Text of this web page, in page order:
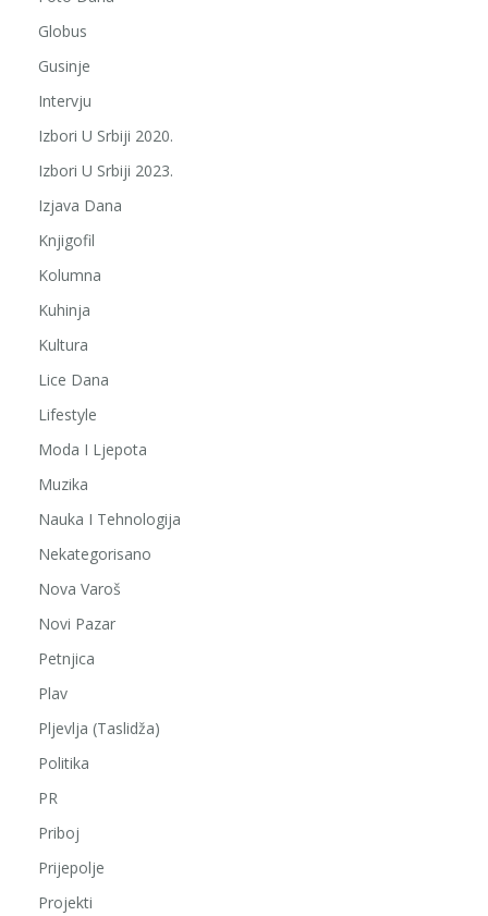
Globus
Gusinje
Intervju
Izbori U Srbiji 2020.
Izbori U Srbiji 2023.
Izjava Dana
Knjigofil
Kolumna
Kuhinja
Kultura
Lice Dana
Lifestyle
Moda I Ljepota
Muzika
Nauka I Tehnologija
Nekategorisano
Nova Varoš
Novi Pazar
Petnjica
Plav
Pljevlja (Taslidža)
Politika
PR
Priboj
Prijepolje
Projekti